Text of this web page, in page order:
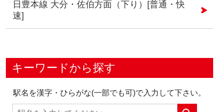
日豊本線 大分・佐伯方面（下り）[普通・快
速]
キーワードから探す
駅名を漢字・ひらがな(一部でも可)で入力して下さい。